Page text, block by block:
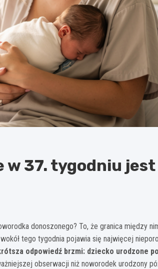
w 37. tygodniu jest
donoszonego? To, że granica między
tego tygodnia pojawia się najwięcej
odpowiedź brzmi: dziecko urodzone
obserwacji niż noworodek urodzony